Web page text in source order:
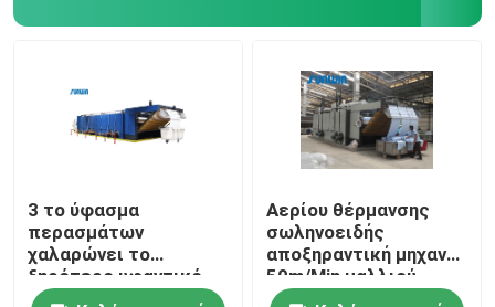
Χαλαρώστε την ξηρότερη μηχανή
3 το ύφασμα
περασμάτων
χαλαρώνει το
ξηρότερο υφαντικό
μπλε λευκό μηχανών
Αερίου θέρμανσης
σωληνοειδής
αποξηραντική μηχανή
50m/Min μαλλιού
μηχανών υφάσματος